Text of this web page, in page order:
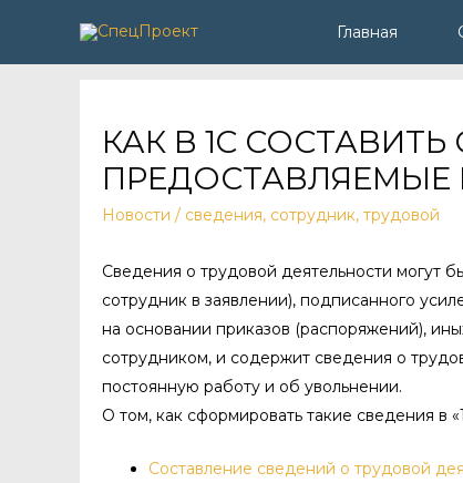
Главная
КАК В 1C
ПРЕДОСТАВЛЯЕМЫЕ
Новости / сведения, сотрудник, трудовой
Сведения о трудовой деятельности могут
сотрудник в заявлении), подписанного
на основании приказов (распоряжений),
сотрудником, и содержит сведения о
постоянную работу и об увольнении.
О том, как сформировать такие сведения в
Составление сведений о трудовой